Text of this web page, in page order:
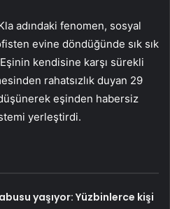
adındaki fenomen, sosyal
evine döndüğünde sık sık
kendisine karşı sürekli
rahatsızlık duyan 29
düşünerek eşinden habersiz
yerleştirdi.
yaşıyor: Yüzbinlerce kişi